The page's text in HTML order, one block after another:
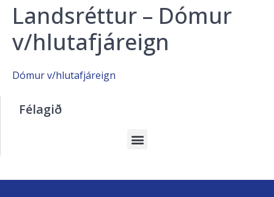
Landsréttur – Dómur
v/hlutafjáreign
Dómur v/hlutafjáreign
Félagið